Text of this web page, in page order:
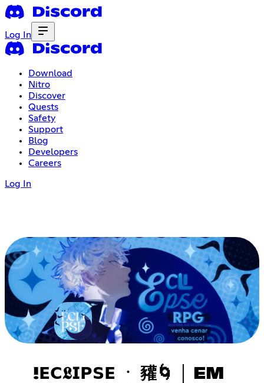
Log In
Download
Nitro
Discover
Quests
Safety
Support
Blog
Developers
Careers
Log In
!𝗘𝗖𝕷𝗜𝗣𝗦𝗘 ㆍ 䝔🌀 │ EM